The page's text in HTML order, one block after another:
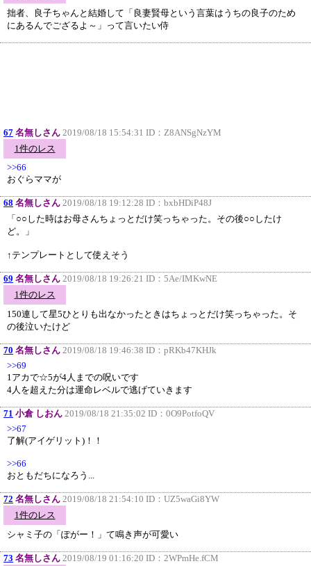
拙者、良子ちゃんと結婚して「良妻賢母という言葉はうちの良子のため
にあるんでござるよ～」って言いたい侍
67 名無しさん 2019/08/18 15:54:31 ID： Z8ANSgNzYM
1件のレス
>>66
おぐらママが
68 名無しさん 2019/08/18 19:12:28 ID： bxbHDiP48J
「○○した時はお母さんちょっとだけ笑っちゃった。その後○○したけ
ど。」
↑テンプレートとして使えそう
69 名無しさん 2019/08/18 19:26:21 ID： 5Ae/IMKwNE
1件のレス
150連して星5ひとりも出なかったときはちょっとだけ笑っちゃった。そ
の後泣いたけど
70 名無しさん 2019/08/18 19:46:38 ID： pRKb47KHJk
>>69
1アカで☆5が4人までの呪いです
4人を超えた分は運命レベルで逃げていきます
71 小倉 しおん 2019/08/18 21:35:02 ID： 0O9PotfoQV
>>67
了解(アイゲリット)！！
>>66
おともだちになろう...
72 名無しさん 2019/08/18 21:54:10 ID： UZ5waGi8YW
1件のレス
シャミ子の「ぽがー！」て鳴き声が可愛い
73 名無しさん 2019/08/19 01:16:20 ID： 2WPmHe.fCM